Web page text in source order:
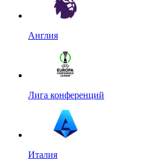
Англия
Лига конференций
Италия